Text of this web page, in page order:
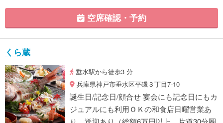
空席確認・予約
くら蔵
垂水駅から徒歩3 分
兵庫県神戸市垂水区平磯３丁目7-10
誕生日/記念日/顔合せ 宴会にも記念日にもカ
ジュアルにも利用ＯＫの和食店日曜営業あ